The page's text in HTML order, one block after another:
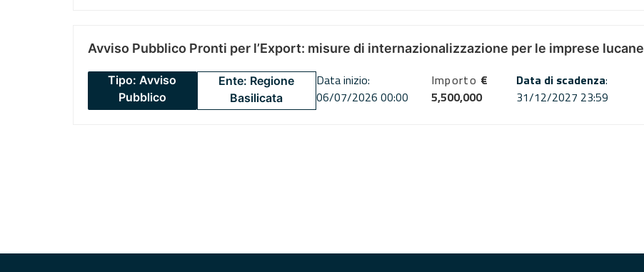
Avviso Pubblico Pronti per l’Export: misure di internazionalizzazione per le imprese lucane
Tipo: Avviso
Pubblico
Ente: Regione
Basilicata
Data inizio:
06/07/2026 00:00
Importo €
5,500,000
Data di scadenza:
31/12/2027 23:59